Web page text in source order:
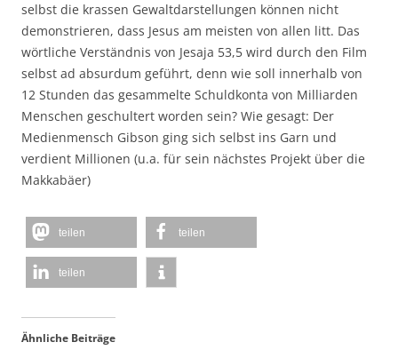
selbst die krassen Gewaltdarstellungen können nicht
demonstrieren, dass Jesus am meisten von allen litt. Das
wörtliche Verständnis von Jesaja 53,5 wird durch den Film
selbst ad absurdum geführt, denn wie soll innerhalb von
12 Stunden das gesammelte Schuldkonta von Milliarden
Menschen geschultert worden sein? Wie gesagt: Der
Medienmensch Gibson ging sich selbst ins Garn und
verdient Millionen (u.a. für sein nächstes Projekt über die
Makkabäer)
teilen teilen
teilen
Ähnliche Beiträge